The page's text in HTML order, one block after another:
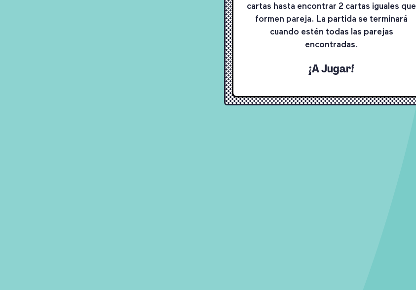
cartas hasta encontrar 2 cartas iguales que
formen pareja. La partida se terminará
cuando estén todas las parejas
encontradas.
¡A Jugar!